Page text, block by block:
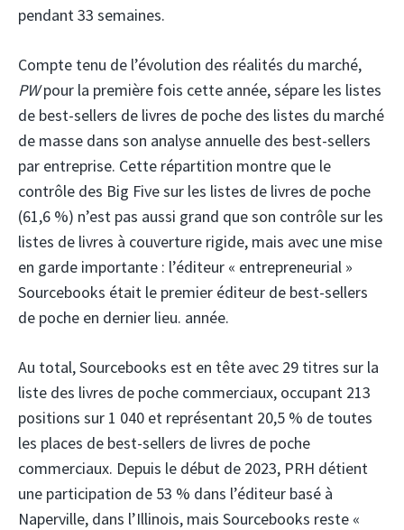
pendant 33 semaines.
Compte tenu de l’évolution des réalités du marché,
PWpour la première fois cette année, sépare les listes
de best-sellers de livres de poche des listes du marché
de masse dans son analyse annuelle des best-sellers
par entreprise. Cette répartition montre que le
contrôle des Big Five sur les listes de livres de poche
(61,6 %) n’est pas aussi grand que son contrôle sur les
listes de livres à couverture rigide, mais avec une mise
en garde importante : l’éditeur « entrepreneurial »
Sourcebooks était le premier éditeur de best-sellers
de poche en dernier lieu. année.
Au total, Sourcebooks est en tête avec 29 titres sur la
liste des livres de poche commerciaux, occupant 213
positions sur 1 040 et représentant 20,5 % de toutes
les places de best-sellers de livres de poche
commerciaux. Depuis le début de 2023, PRH détient
une participation de 53 % dans l’éditeur basé à
Naperville, dans l’Illinois, mais Sourcebooks reste «